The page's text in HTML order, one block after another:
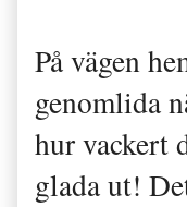
På vägen
genomlida
hur vackert
glada ut!